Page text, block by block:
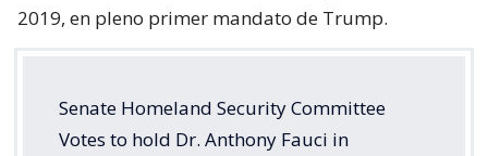
2019, en pleno primer mandato de Trump.
Senate Homeland Security Committee
Votes to hold Dr. Anthony Fauci in